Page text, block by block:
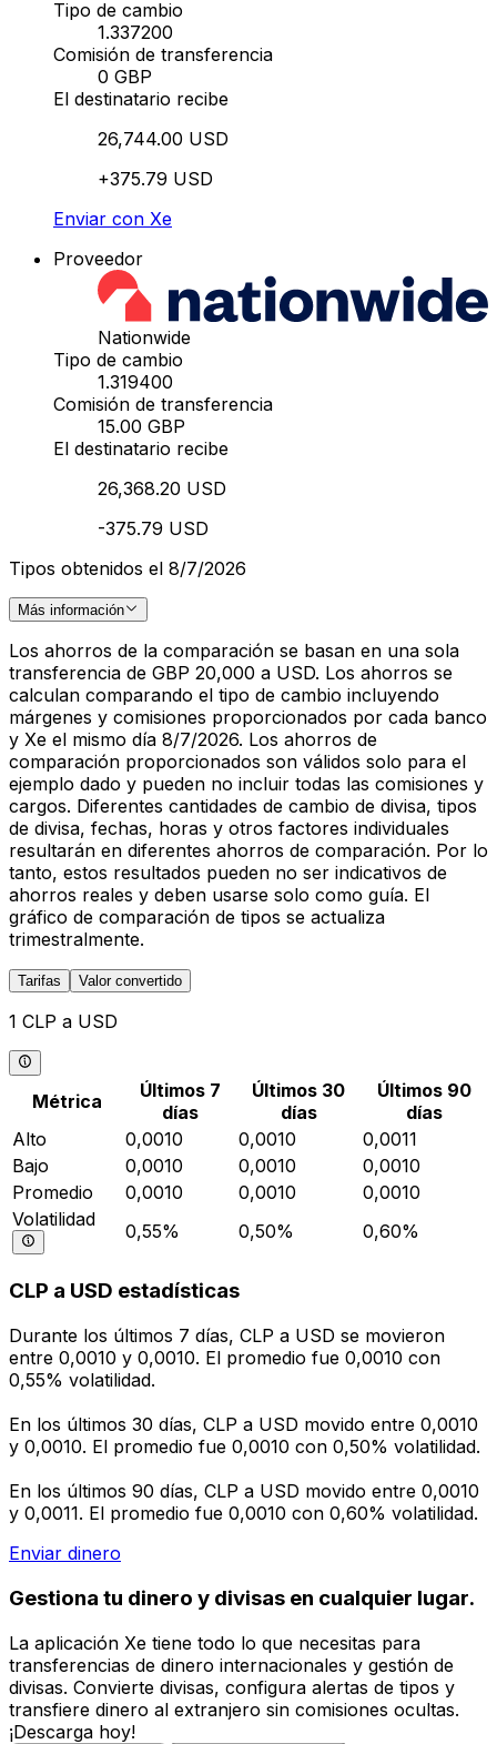
Tipo de cambio
1.337200
Comisión de transferencia
0 GBP
El destinatario recibe
26,744.00 USD
+375.79 USD
Enviar con Xe
Proveedor
Nationwide
Tipo de cambio
1.319400
Comisión de transferencia
15.00 GBP
El destinatario recibe
26,368.20 USD
-375.79 USD
Tipos obtenidos el 8/7/2026
Más información
Los ahorros de la comparación se basan en una sola
transferencia de GBP 20,000 a USD. Los ahorros se
calculan comparando el tipo de cambio incluyendo
márgenes y comisiones proporcionados por cada banco
y Xe el mismo día 8/7/2026. Los ahorros de
comparación proporcionados son válidos solo para el
ejemplo dado y pueden no incluir todas las comisiones y
cargos. Diferentes cantidades de cambio de divisa, tipos
de divisa, fechas, horas y otros factores individuales
resultarán en diferentes ahorros de comparación. Por lo
tanto, estos resultados pueden no ser indicativos de
ahorros reales y deben usarse solo como guía. El
gráfico de comparación de tipos se actualiza
trimestralmente.
Tarifas Valor convertido
1 CLP a USD
Métrica
Últimos 7
días
Últimos 30
días
Últimos 90
días
Alto
0,0010 0,0010
0,0011
Bajo
0,0010 0,0010
0,0010
Promedio
0,0010 0,0010
0,0010
Volatilidad
0,55% 0,50% 0,60%
CLP a USD estadísticas
Durante los últimos 7 días, CLP a USD se movieron
entre 0,0010 y 0,0010. El promedio fue 0,0010 con
0,55% volatilidad.
En los últimos 30 días, CLP a USD movido entre 0,0010
y 0,0010. El promedio fue 0,0010 con 0,50% volatilidad.
En los últimos 90 días, CLP a USD movido entre 0,0010
y 0,0011. El promedio fue 0,0010 con 0,60% volatilidad.
Enviar dinero
Gestiona tu dinero y divisas en cualquier lugar.
La aplicación Xe tiene todo lo que necesitas para
transferencias de dinero internacionales y gestión de
divisas. Convierte divisas, configura alertas de tipos y
transfiere dinero al extranjero sin comisiones ocultas.
¡Descarga hoy!